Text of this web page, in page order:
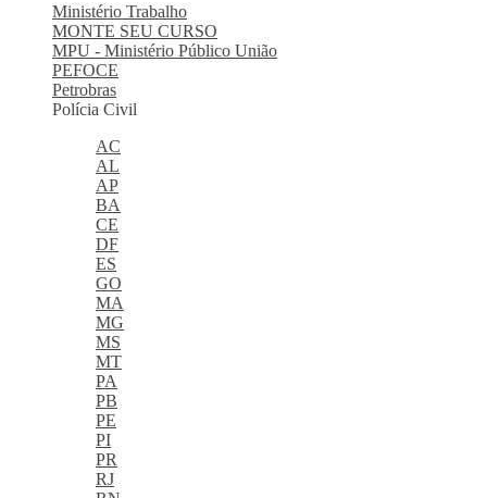
Ministério Trabalho
MONTE SEU CURSO
MPU - Ministério Público União
PEFOCE
Petrobras
Polícia Civil
AC
AL
AP
BA
CE
DF
ES
GO
MA
MG
MS
MT
PA
PB
PE
PI
PR
RJ